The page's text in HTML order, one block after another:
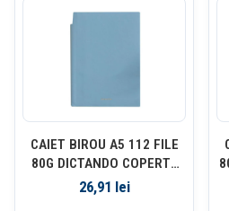
CAIET BIROU A5 112 FILE
80G DICTANDO COPERTA
PIELE ALBASTRU N141L
26,91 lei